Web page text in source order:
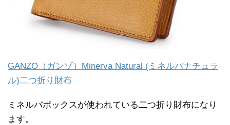
GANZO（ガンゾ）Minerva Natural (ミネルバナチュラ
ル)二つ折り財布
ミネルバボックスが使われている二つ折り財布になり
ます。